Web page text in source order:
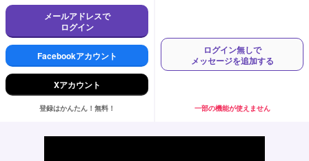
メールアドレスで
ログイン
Facebookアカウント
Xアカウント
登録はかんたん！無料！
ログイン無しで
メッセージを追加する
一部の機能が使えません